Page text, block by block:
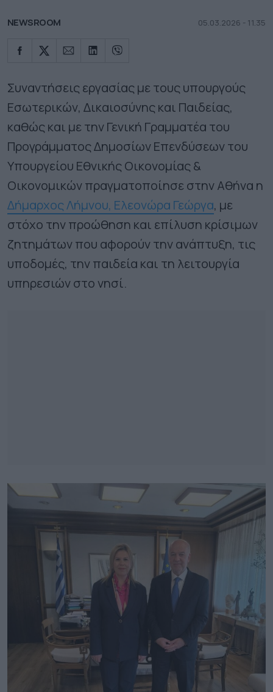
NEWSROOM 05.03.2026 - 11.35
Συναντήσεις εργασίας με τους υπουργούς
Εσωτερικών, Δικαιοσύνης και Παιδείας,
καθώς και με την Γενική Γραμματέα του
Προγράμματος Δημοσίων Επενδύσεων του
Υπουργείου Εθνικής Οικονομίας &
Οικονομικών πραγματοποίησε στην Αθήνα η
Δήμαρχος Λήμνου, Ελεονώρα Γεώργα, με
στόχο την προώθηση και επίλυση κρίσιμων
ζητημάτων που αφορούν την ανάπτυξη, τις
υποδομές, την παιδεία και τη λειτουργία
υπηρεσιών στο νησί.